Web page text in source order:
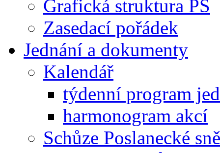
Grafická struktura PS
Zasedací pořádek
Jednání a dokumenty
Kalendář
týdenní program
harmonogram akcí
Schůze Poslanecké